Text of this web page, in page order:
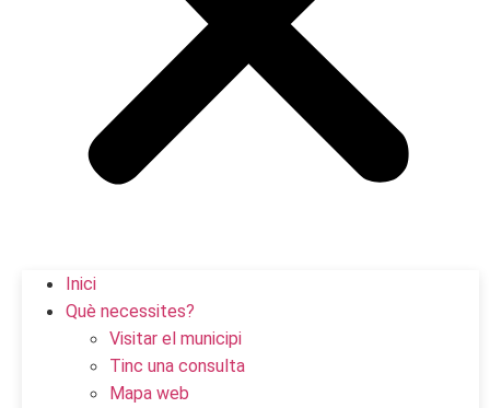
Inici
Què necessites?
Visitar el municipi
Tinc una consulta
Mapa web